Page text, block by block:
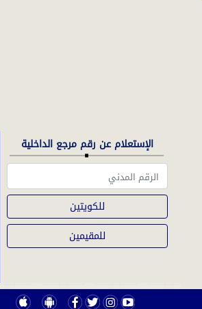
الإستعلام عن رقم مرجع الداخلية
للكويتين
للمقيمين